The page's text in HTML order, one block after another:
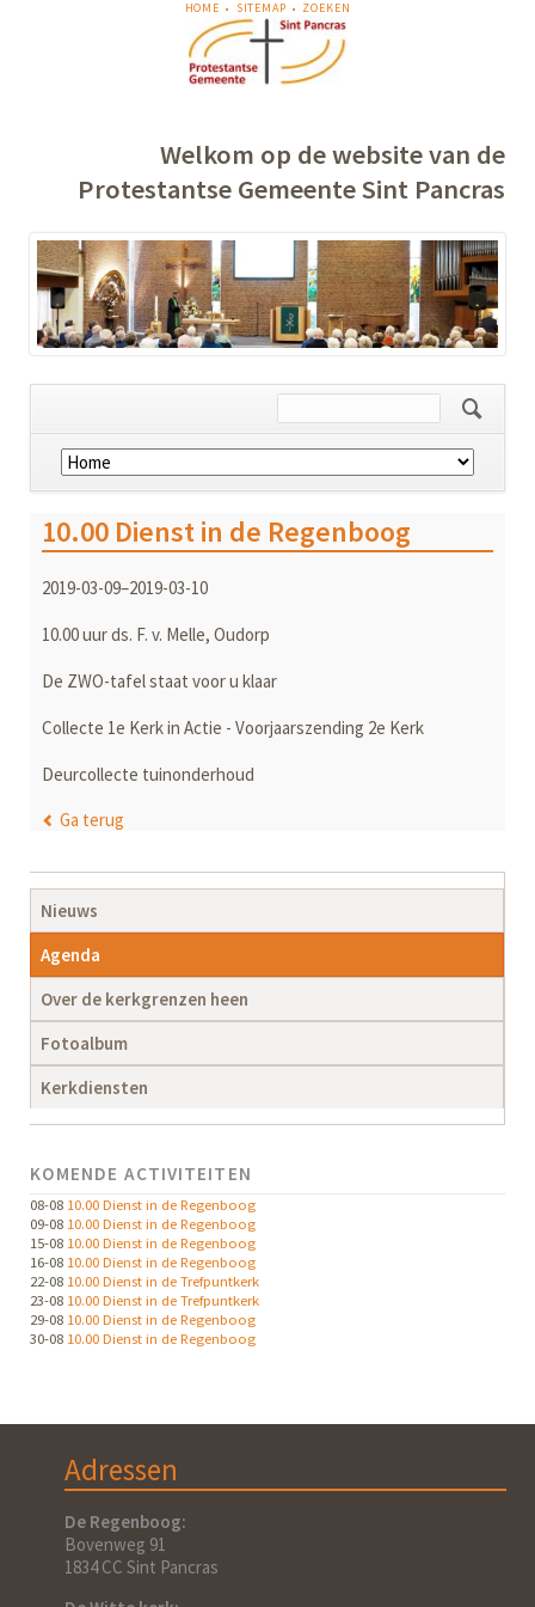
NAVIGATIE
OVERSLAAN
HOME SITEMAP ZOEKEN
Welkom op de website van de
Protestantse Gemeente Sint Pancras
Navigatie
overslaan
10.00 Dienst in de Regenboog
2019-03-09–2019-03-10
10.00 uur ds. F. v. Melle, Oudorp
De ZWO-tafel staat voor u klaar
Collecte 1e Kerk in Actie - Voorjaarszending 2e Kerk
Deurcollecte tuinonderhoud
Ga terug
Navigatie
overslaan
Nieuws
Agenda
Over de kerkgrenzen heen
Fotoalbum
Kerkdiensten
KOMENDE ACTIVITEITEN
08-08 10.00 Dienst in de Regenboog
09-08 10.00 Dienst in de Regenboog
15-08 10.00 Dienst in de Regenboog
16-08 10.00 Dienst in de Regenboog
22-08 10.00 Dienst in de Trefpuntkerk
23-08 10.00 Dienst in de Trefpuntkerk
29-08 10.00 Dienst in de Regenboog
30-08 10.00 Dienst in de Regenboog
Adressen
De Regenboog:
Bovenweg 91
1834 CC Sint Pancras